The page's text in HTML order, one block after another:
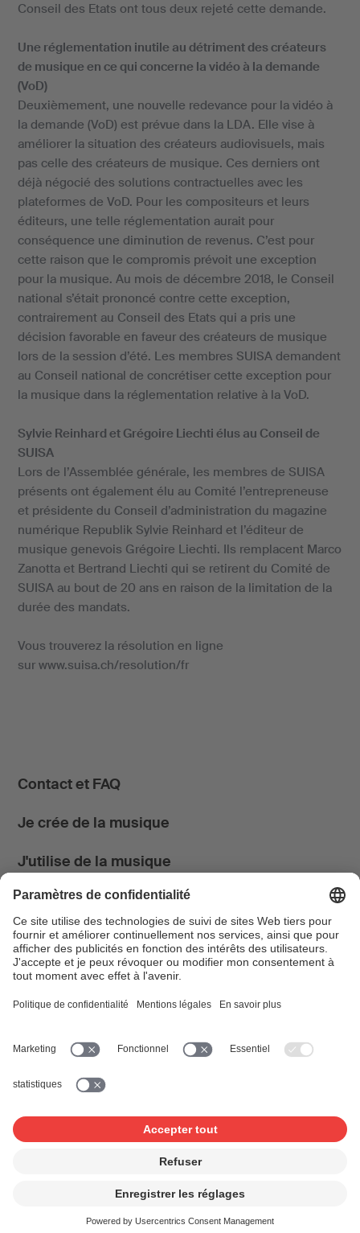
Conseil des Etats ont tous deux rejeté cette demande.
Une réglementation inutile au détriment des créateurs
de musique en ce qui concerne la vidéo à la demande
(VoD)
Deuxièmement, une nouvelle redevance pour la vidéo à
la demande (VoD) est prévue dans la LDA. Elle vise à
améliorer la situation des créateurs audiovisuels, mais
pas celle des créateurs de musique. Ces derniers ont
déjà négocié des solutions contractuelles avec les
plateformes de VoD. Pour les compositeurs et leurs
éditeurs, une telle réglementation aurait pour
conséquence une diminution de revenus. C’est pour
cette raison que le compromis prévoit une exception
pour la musique. Au mois de décembre 2018, le Conseil
national s’était prononcé contre cette exception,
contrairement au Conseil des Etats qui a pris une
décision favorable en faveur des créateurs de musique
lors de la session d’été. Les membres SUISA demandent
au Conseil national de concrétiser cette exception pour
la musique dans la réglementation relative à la VoD.
Sylvie Reinhard et Grégoire Liechti élus au Conseil de
SUISA
Lors de l’Assemblée générale, les membres de SUISA
présents ont également élu au Comité l’entrepreneuse
et présidente du Conseil d’administration du magazine
numérique Republik Sylvie Reinhard et l’éditeur de
musique genevois Grégoire Liechti. Ils remplacent Marco
Zanotta et Bertrand Liechti qui se retirent du Comité de
SUISA au bout de 20 ans en raison de la limitation de la
durée des mandats.
Vous trouverez la résolution en ligne
sur www.suisa.ch/resolution/fr
Contact et FAQ
Je crée de la musique
J'utilise de la musique
News & Agenda
FONDATION SUISA ↗
FacebookInstagram YouTube
Blog
© 2026 SUISA
Paramètres de confidentialité